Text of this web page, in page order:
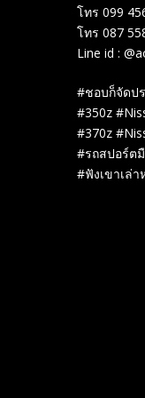
โทร 099
โทร 087
Line id :
#ชอบก็จัดป
#350z
#370z
#รถสปอร์ต
#ฟังเขาเล่